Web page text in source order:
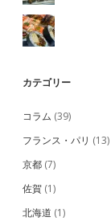
カテゴリー
コラム (39)
フランス・パリ (13)
京都 (7)
佐賀 (1)
北海道 (1)